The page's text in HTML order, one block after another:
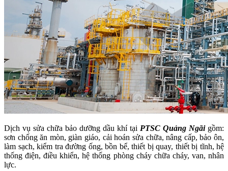
Dịch vụ sửa chữa bảo dưỡng dầu khí tại PTSC Quảng Ngãigồm:
sơn chống ăn mòn, giàn giáo, cải hoán sửa chữa, nâng cấp, bảo ôn,
làm sạch, kiểm tra đường ống, bồn bể, thiết bị quay, thiết bị tĩnh, hệ
thống điện, điều khiển, hệ thống phòng cháy chữa cháy, van, nhân
lực.